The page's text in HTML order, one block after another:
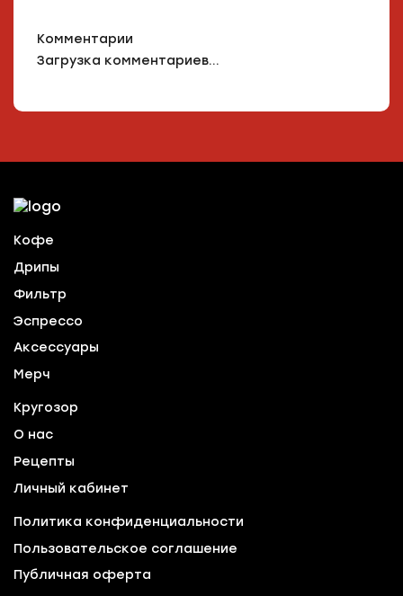
Комментарии
Загрузка комментариев...
Кофе
Дрипы
Фильтр
Эспрессо
Аксессуары
Мерч
Кругозор
О нас
Рецепты
Личный кабинет
Политика конфиденциальности
Пользовательское соглашение
Публичная оферта